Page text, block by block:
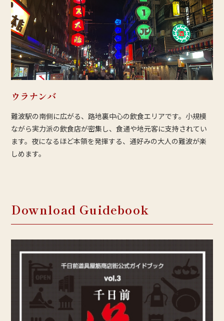
ウラナンバ
難波駅の南側に広がる、路地裏中心の飲食エリアです。小規模
ながら実力派の飲食店が密集し、食通や地元客に支持されてい
ます。夜になるほど本領を発揮する、通好みの大人の難波が楽
しめます。
Download Guidebook